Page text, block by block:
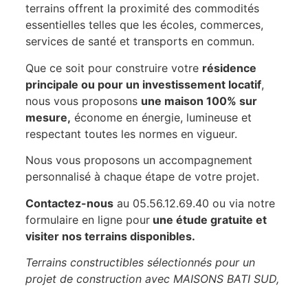
terrains offrent la proximité des commodités
essentielles telles que les écoles, commerces,
services de santé et transports en commun.
Que ce soit pour construire votre résidence
principale ou pour un investissement locatif,
nous vous proposons une maison 100% sur
mesure, économe en énergie, lumineuse et
respectant toutes les normes en vigueur.
Nous vous proposons un accompagnement
personnalisé à chaque étape de votre projet.
Contactez-nous au 05.56.12.69.40 ou via notre
formulaire en ligne pour une étude gratuite et
visiter nos terrains disponibles.
Terrains constructibles sélectionnés pour un
projet de construction avec MAISONS BATI SUD,